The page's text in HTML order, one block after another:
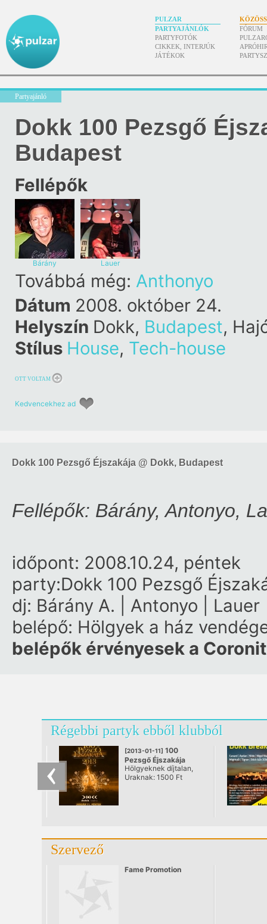
PULZAR
PARTYAJÁNLÓK
PARTYFOTÓK
CIKKEK, INTERJÚK
JÁTÉKOK
FÓRUM
Partyajánló
Dokk 100 Pezsgő
Budapest
Fellépők
Bárány Lauer
Továbbá még: Anthonyo
Dátum 2008. október 24.
Helyszín Dokk, Budapest,
Stílus House, Tech-house
OTT VOLTAM
Kedvencekhez ad
Dokk 100 Pezsgő Éjszakája @ Dokk, Budapest
Fellépők: Bárány, Antonyo,
időpont: 2008.10.24, péntek
party:Dokk 100 Pezsgő
dj: Bárány A. | Antonyo | Lauer
belépő: Hölgyek a ház
belépők érvényesek a
Régebbi partyk ebből klubból
[2013-01-11] 100
Pezsgő Éjszakája
2013
@ Dokk, Budapest
Hölgyeknek díjtalan,
Uraknak: 1500 Ft
Szervező
Fame Promotion